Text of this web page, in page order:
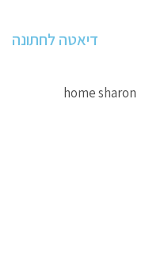
דיאטה לחתונה